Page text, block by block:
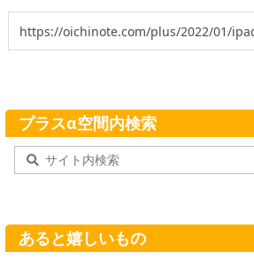
プラスα空間内検索
あると嬉しいもの